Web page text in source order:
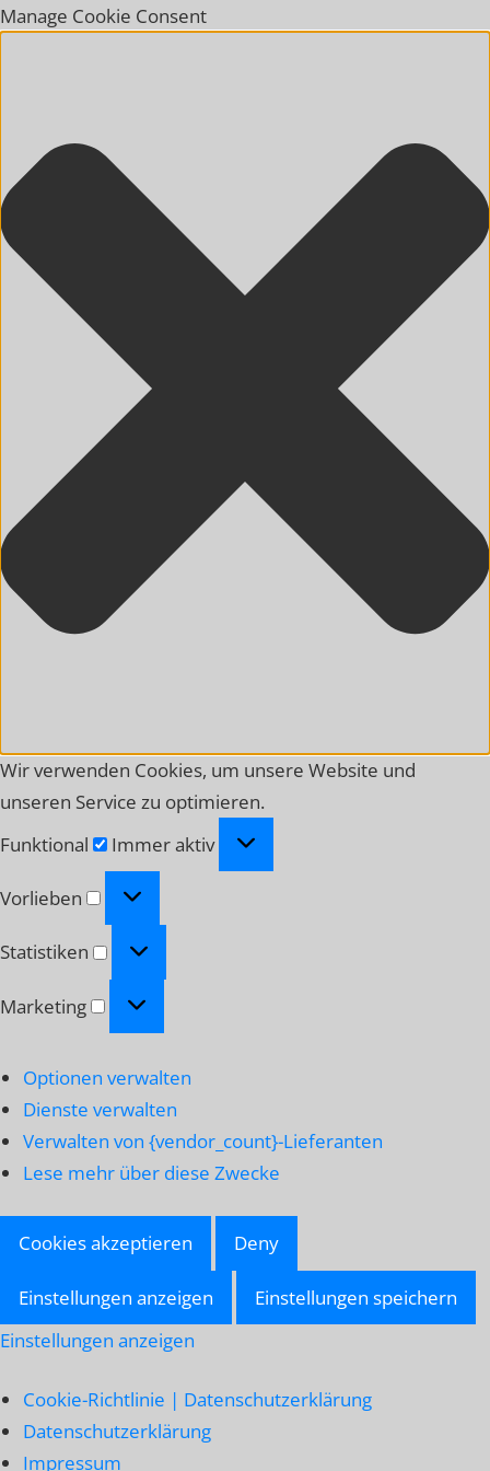
Manage Cookie Consent
Wir verwenden Cookies, um unsere Website und
unseren Service zu optimieren.
Funktional
Funktional
Immer aktiv
Vorlieben Vorlieben
Statistiken Statistiken
Marketing Marketing
Optionen verwalten
Dienste verwalten
Verwalten von {vendor_count}-Lieferanten
Lese mehr über diese Zwecke
Cookies akzeptieren Deny
Einstellungen anzeigen
Einstellungen speichern
Einstellungen anzeigen
Cookie-Richtlinie | Datenschutzerklärung
Datenschutzerklärung
Impressum